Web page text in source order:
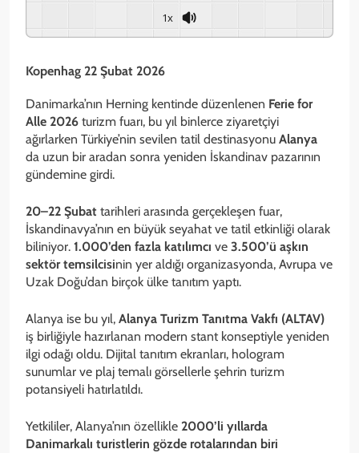
1x
Kopenhag 22 Şubat 2026
Danimarka’nın Herning kentinde düzenlenen Ferie for
Alle 2026 turizm fuarı, bu yıl binlerce ziyaretçiyi
ağırlarken Türkiye’nin sevilen tatil destinasyonu Alanya
da uzun bir aradan sonra yeniden İskandinav pazarının
gündemine girdi.
20–22 Şubat tarihleri arasında gerçekleşen fuar,
İskandinavya’nın en büyük seyahat ve tatil etkinliği olarak
biliniyor. 1.000’den fazla katılımcı ve 3.500’ü aşkın
sektör temsilcisinin yer aldığı organizasyonda, Avrupa ve
Uzak Doğu’dan birçok ülke tanıtım yaptı.
Alanya ise bu yıl, Alanya Turizm Tanıtma Vakfı (ALTAV)
iş birliğiyle hazırlanan modern stant konseptiyle yeniden
ilgi odağı oldu. Dijital tanıtım ekranları, hologram
sunumlar ve plaj temalı görsellerle şehrin turizm
potansiyeli hatırlatıldı.
Yetkililer, Alanya’nın özellikle 2000’li yıllarda
Danimarkalı turistlerin gözde rotalarından biri